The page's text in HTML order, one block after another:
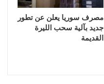
مصرف سوريا يعلن عن تطور
جديد بآلية سحب الليرة
القديمة